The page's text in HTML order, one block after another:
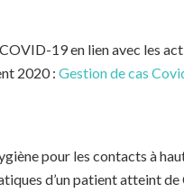
19 en lien avec les
2020 :Gestion de cas
pour les contacts à
d’un patient atteint de